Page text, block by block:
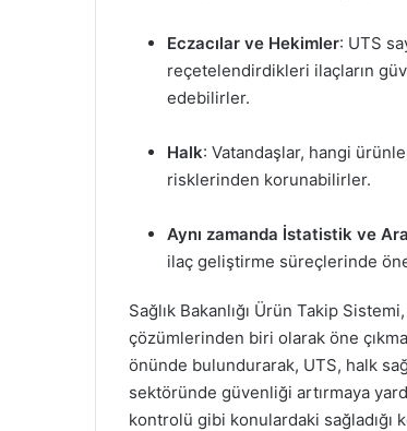
Eczacılar ve Hekimler: UTS
reçetelendirdikleri ilaçların
edebilirler.
Halk: Vatandaşlar, hangi
risklerinden korunabilirler.
Aynı zamanda İstatistik ve
ilaç geliştirme süreçlerinde
Sağlık Bakanlığı Ürün Takip
çözümlerinden biri olarak öne
önünde bulundurarak, UTS, halk
sektöründe güvenliği artırmaya
kontrolü gibi konulardaki sağladığı